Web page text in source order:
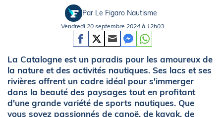
Par Le Figaro Nautisme
Vendredi 20 septembre 2024 à 12h03
La Catalogne est un paradis pour les amoureux de
la nature et des activités nautiques. Ses lacs et ses
rivières offrent un cadre idéal pour s'immerger
dans la beauté des paysages tout en profitant
d'une grande variété de sports nautiques. Que
vous soyez passionnés de canoë, de kayak, de